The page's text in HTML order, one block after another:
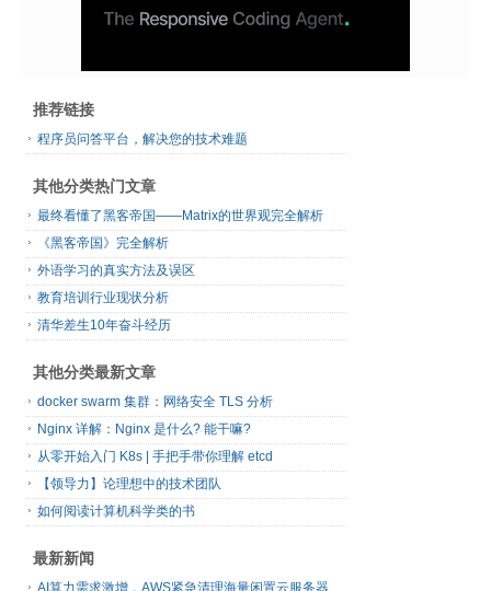
推荐链接
程序员问答平台，解决您的技术难题
其他分类热门文章
最终看懂了黑客帝国——Matrix的世界观完全解析
《黑客帝国》完全解析
外语学习的真实方法及误区
教育培训行业现状分析
清华差生10年奋斗经历
其他分类最新文章
docker swarm 集群：网络安全 TLS 分析
Nginx 详解：Nginx 是什么? 能干嘛?
从零开始入门 K8s | 手把手带你理解 etcd
【领导力】论理想中的技术团队
如何阅读计算机科学类的书
最新新闻
AI算力需求激增，AWS紧急清理海量闲置云服务器